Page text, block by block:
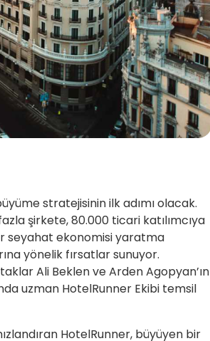
stratejisinin ilk adımı olacak.
şirkete, 80.000 ticari katılımcıya
seyahat ekonomisi yaratma
yönelik fırsatlar sunuyor.
Ali Beklen ve Arden Agopyan’ın
uzman HotelRunner Ekibi temsil
HotelRunner, büyüyen bir